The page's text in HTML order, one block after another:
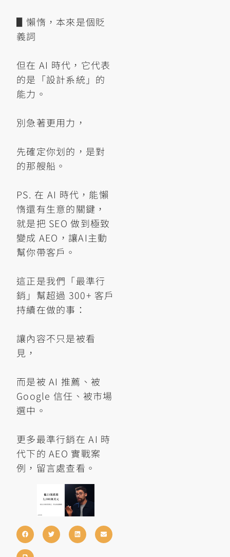
▋懶惰，本來是個貶
義詞
但在 AI 時代，它代表
的是「設計系統」的
能力。
別急著更用力，
先確定你划的，是對
的那艘船。
PS. 在 AI 時代，能懶
惰還有生意的關鍵，
就是把 SEO 做到極致
變成 AEO，讓AI主動
幫你帶客戶。
這正是我們「最準行
銷」幫超過 300+ 客戶
持續在做的事：
讓內容不只是被看
見，
而是被 AI 推薦、被
Google 信任、被市場
選中。
更多最準行銷在 AI 時
代下的 AEO 實戰案
例，留言處查看。